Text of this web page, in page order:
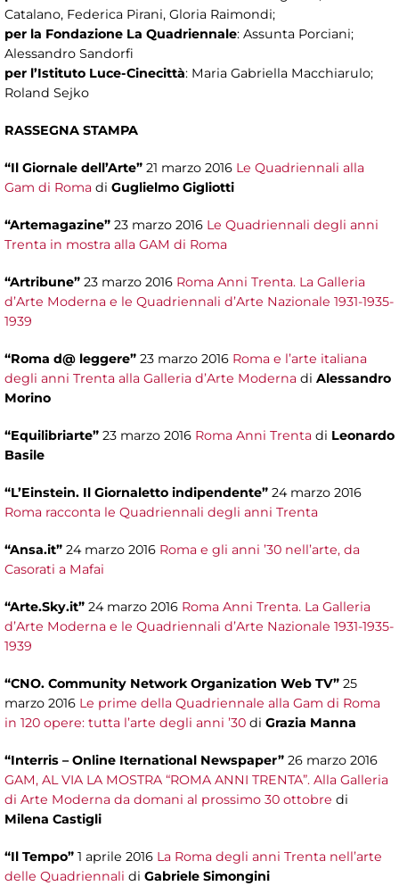
Catalano, Federica Pirani, Gloria Raimondi;
per la Fondazione La Quadriennale: Assunta Porciani;
Alessandro Sandorfi
per l’Istituto Luce-Cinecittà: Maria Gabriella Macchiarulo;
Roland Sejko
RASSEGNA STAMPA
“Il Giornale dell’Arte” 21 marzo 2016 Le Quadriennali alla
Gam di Roma di Guglielmo Gigliotti
“Artemagazine” 23 marzo 2016 Le Quadriennali degli anni
Trenta in mostra alla GAM di Roma
“Artribune” 23 marzo 2016 Roma Anni Trenta. La Galleria
d’Arte Moderna e le Quadriennali d’Arte Nazionale 1931-1935-
1939
“Roma d@ leggere” 23 marzo 2016 Roma e l’arte italiana
degli anni Trenta alla Galleria d’Arte Moderna di Alessandro
Morino
“Equilibriarte” 23 marzo 2016 Roma Anni Trenta di Leonardo
Basile
“L’Einstein. Il Giornaletto indipendente” 24 marzo 2016
Roma racconta le Quadriennali degli anni Trenta
“Ansa.it” 24 marzo 2016 Roma e gli anni ’30 nell’arte, da
Casorati a Mafai
“Arte.Sky.it” 24 marzo 2016 Roma Anni Trenta. La Galleria
d’Arte Moderna e le Quadriennali d’Arte Nazionale 1931-1935-
1939
“CNO. Community Network Organization Web TV” 25
marzo 2016 Le prime della Quadriennale alla Gam di Roma
in 120 opere: tutta l’arte degli anni ’30 di Grazia Manna
“Interris – Online Iternational Newspaper” 26 marzo 2016
GAM, AL VIA LA MOSTRA “ROMA ANNI TRENTA”. Alla Galleria
di Arte Moderna da domani al prossimo 30 ottobre di
Milena Castigli
“Il Tempo” 1 aprile 2016 La Roma degli anni Trenta nell’arte
delle Quadriennali di Gabriele Simongini